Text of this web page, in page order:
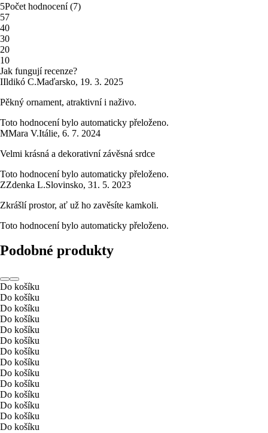
5Počet hodnocení(7)
57
40
30
20
10
Jak fungují recenze?
IIldikó C.Maďarsko, 19. 3. 2025
Pěkný ornament, atraktivní i naživo.
Toto hodnocení bylo automaticky přeloženo.
MMara V.Itálie, 6. 7. 2024
Velmi krásná a dekorativní závěsná srdce
Toto hodnocení bylo automaticky přeloženo.
ZZdenka L.Slovinsko, 31. 5. 2023
Zkrášlí prostor, ať už ho zavěsíte kamkoli.
Toto hodnocení bylo automaticky přeloženo.
Podobné produkty
Do košíku
Do košíku
Do košíku
Do košíku
Do košíku
Do košíku
Do košíku
Do košíku
Do košíku
Do košíku
Do košíku
Do košíku
Do košíku
Do košíku